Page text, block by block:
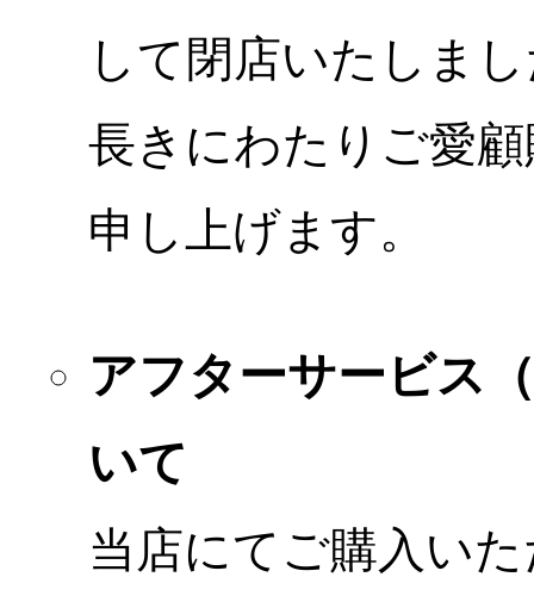
して閉店いたしま
長きにわたりご愛
申し上げます。
アフターサービス
いて
当店にてご購入い